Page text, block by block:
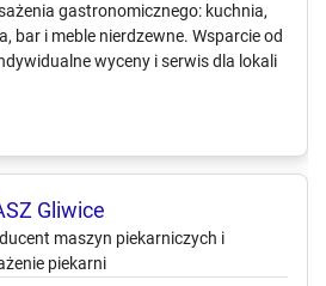
gastronomicznego: kuchnia,
bar i meble nierdzewne. Wsparcie od
wyceny i serwis dla lokali
Gliwice